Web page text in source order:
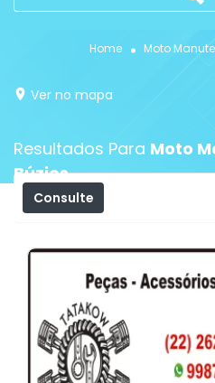
Home Moto
Ver no mapa
Resultados Para Moto
Búzios
Consulte